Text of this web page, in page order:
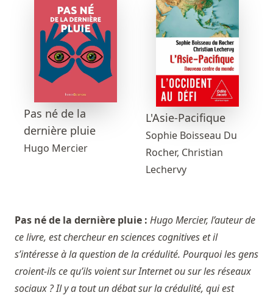
Pas né de la
dernière pluie
Hugo Mercier
L'Asie-Pacifique
Sophie Boisseau Du
Rocher, Christian
Lechervy
Pas né de la dernière pluie : Hugo Mercier, l’auteur de
ce livre, est chercheur en sciences cognitives et il
s’intéresse à la question de la crédulité. Pourquoi les gens
croient-ils ce qu’ils voient sur Internet ou sur les réseaux
sociaux ? Il y a tout un débat sur la crédulité, qui est